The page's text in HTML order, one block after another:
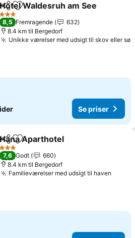
Del Føj til favoritter
Hotel Waldesruh am See
3 Stjerner
8,5 Fremragende
632
8.4 km til Bergedorf
Unikke værelser med udsigt til skov eller sø
Se priser
Del Føj til favoritter
Hana Aparthotel
3 Stjerner
7,6 Godt
660
8.4 km til Bergedorf
Familieværelser med udsigt til haven